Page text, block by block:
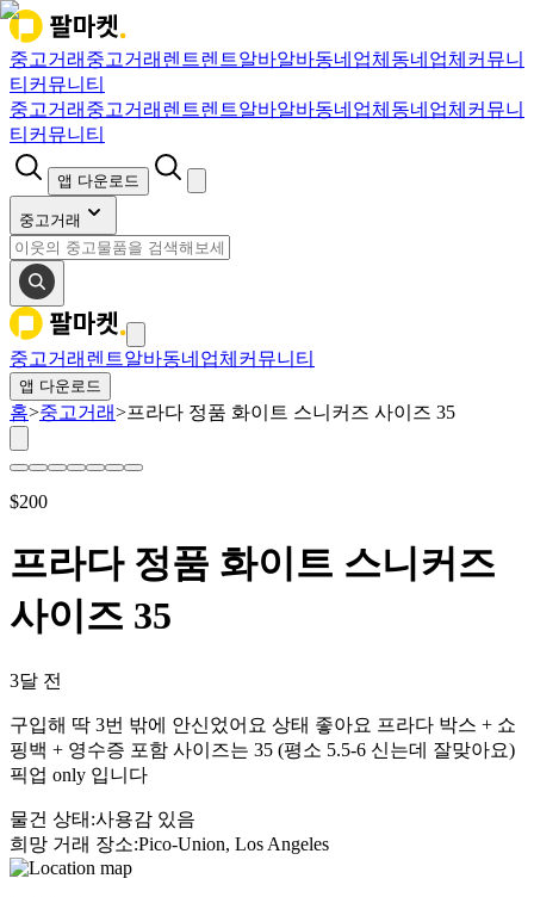
중고거래 중고거래 렌트렌트알바알바동네업체 동네업체 커뮤니
티 커뮤니티
중고거래 중고거래 렌트렌트알바알바동네업체 동네업체 커뮤니
티 커뮤니티
앱 다운로드
중고거래
중고거래 렌트알바동네업체 커뮤니티
앱 다운로드
홈>중고거래>프라다 정품 화이트 스니커즈 사이즈 35
$200
프라다 정품 화이트 스니커즈
사이즈 35
3달 전
구입해 딱 3번 밖에 안신었어요 상태 좋아요 프라다 박스 + 쇼
핑백 + 영수증 포함 사이즈는 35 (평소 5.5-6 신는데 잘맞아요)
픽업 only 입니다
물건 상태 :사용감 있음
희망 거래 장소:Pico-Union, Los Angeles